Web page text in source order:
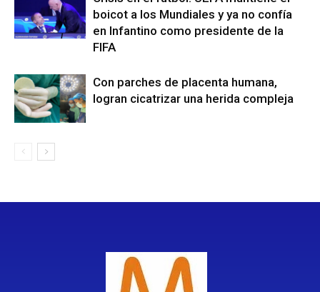
boicot a los Mundiales y ya no confía
en Infantino como presidente de la
FIFA
Con parches de placenta humana,
logran cicatrizar una herida compleja